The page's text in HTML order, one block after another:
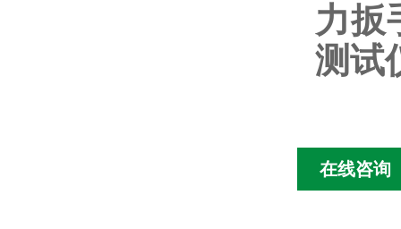
力扳
测试
在线咨询